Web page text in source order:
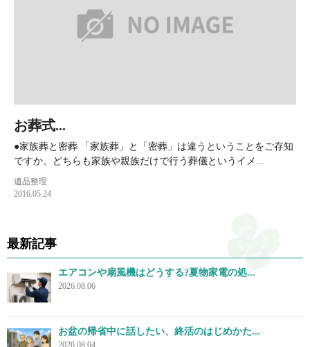
お葬式...
●家族葬と密葬 「家族葬」と「密葬」は違うということをご存知
ですか。どちらも家族や親族だけで行う葬儀というイメ...
遺品整理
2016.05.24
最新記事
エアコンや扇風機はどうする?夏物家電の処...
2026.08.06
お盆の帰省中に話したい、終活のはじめかた...
2026.08.04